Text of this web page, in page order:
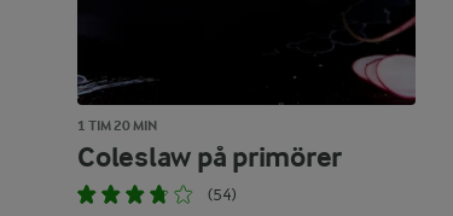
1 TIM 20 MIN
Coleslaw på primörer
(54)